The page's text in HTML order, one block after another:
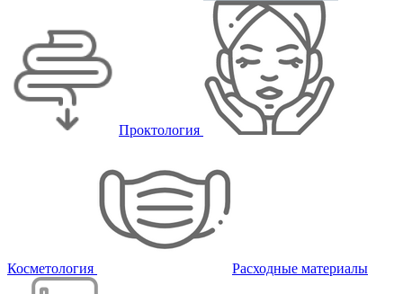
Проктология
Косметология Расходные материалы